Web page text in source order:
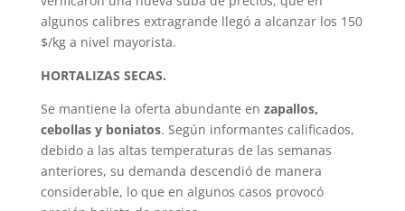
algunos calibres extragrande llegó a alcanzar los 150
$/kg a nivel mayorista.
HORTALIZAS SECAS.
Se mantiene la oferta abundante en zapallos,
cebollas y boniatos. Según informantes calificados,
debido a las altas temperaturas de las semanas
anteriores, su demanda descendió de manera
considerable, lo que en algunos casos provocó